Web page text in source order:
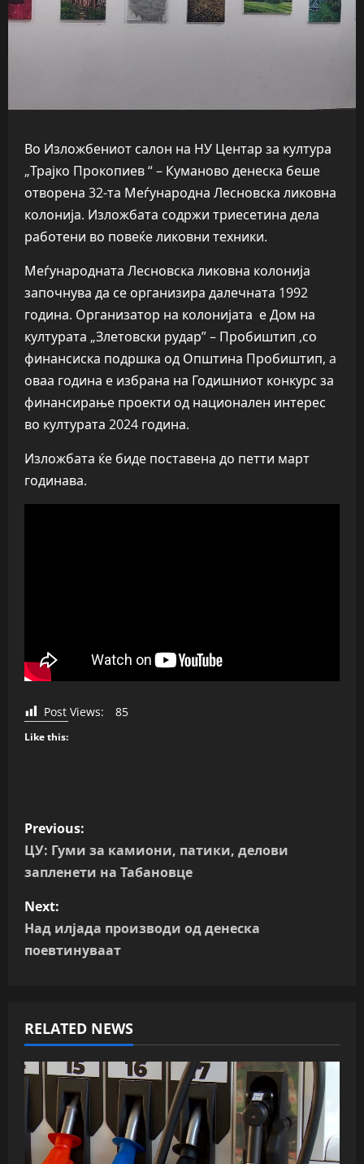
Во Изложбениот салон на НУ Центар за култура
„Трајко Прокопиев “ – Куманово денеска беше
отворена 32-та Меѓународна Лесновска ликовна
колонија. Изложбата содржи триесетина дела
работени во повеќе ликовни техники.
Меѓународната Лесновска ликовна колонија
започнува да се организира далечната 1992
година. Организатор на колонијата е Дом на
културата „Злетовски рудар” – Пробиштип ,со
финансиска подршка од Општина Пробиштип, a
оваа година е избрана на Годишниот конкурс за
финансирање проекти од национален интерес
во културата 2024 година.
Изложбата ќе биде поставена до петти март
годинава.
Post Views: 85
Like this:
P
o
t
n
v
i
g
a
Previous:
ЦУ: Гуми за камиони, патики, делови
запленети на Табановце
Next:
Над илјада производи од денеска
поевтинуваат
RELATED NEWS